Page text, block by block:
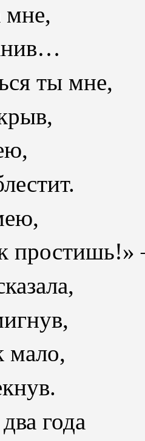
мне,
ты мне,
простишь!»
мало,
года